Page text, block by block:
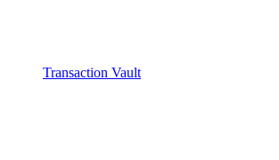
Transaction Vault